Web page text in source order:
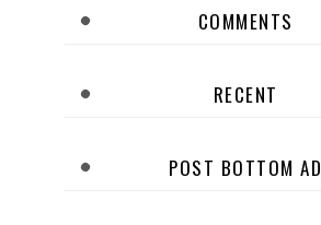
COMMENTS
RECENT
POST BOTTOM AD